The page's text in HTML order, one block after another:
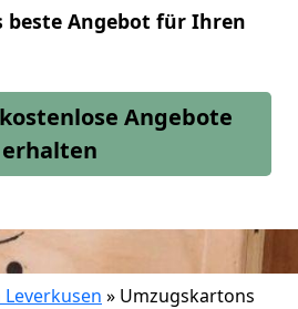
beste Angebot für Ihren
Angebote
erhalten
» Umzugskartons